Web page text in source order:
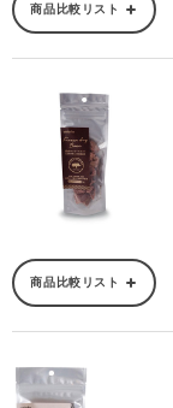
商品比較リスト
商品比較リスト